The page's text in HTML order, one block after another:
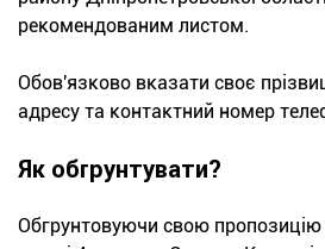
рекомендованим листом.
Обов'язково вказати своє
адресу та контактний номер
Як обгрунтувати?
Обгрунтовуючи свою пропозицію